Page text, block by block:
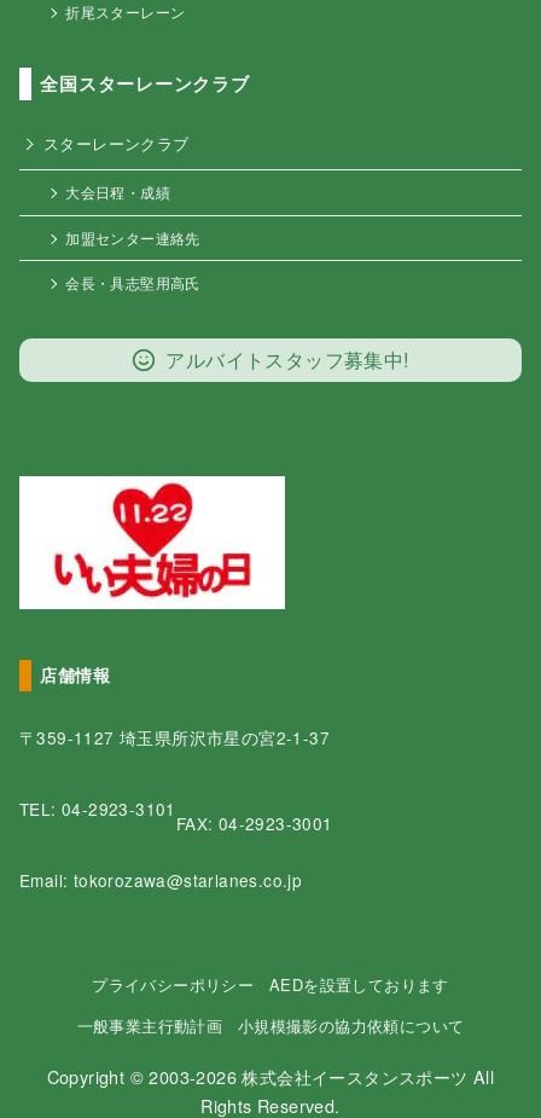
折尾スターレーン
全国スターレーンクラブ
スターレーンクラブ
大会日程・成績
加盟センター連絡先
会長・具志堅用高氏
アルバイトスタッフ募集中!
店舗情報
〒359-1127 埼玉県所沢市星の宮2-1-37
TEL: 04-2923-3101
FAX: 04-2923-3001
Email: tokorozawa@starlanes.co.jp
プライバシーポリシー
AEDを設置しております
一般事業主行動計画
小規模撮影の協力依頼について
Copyright © 2003-2026 株式会社イースタンスポーツ All
Rights Reserved.